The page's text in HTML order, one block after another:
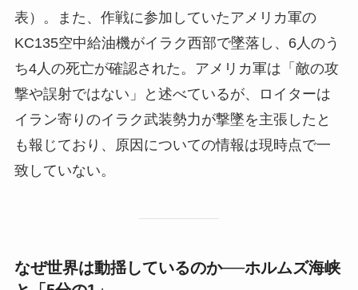
表）。また、作戦に参加していたアメリカ軍の
KC135空中給油機がイラク西部で墜落し、6人のう
ち4人の死亡が確認された。アメリカ軍は「敵の攻
撃や誤射ではない」と述べているが、ロイターは
イラン寄りのイラク武装勢力が撃墜を主張したと
も報じており、原因についての情報は現時点で一
致していない。
なぜ世界は動揺しているのか──ホルムズ海峡